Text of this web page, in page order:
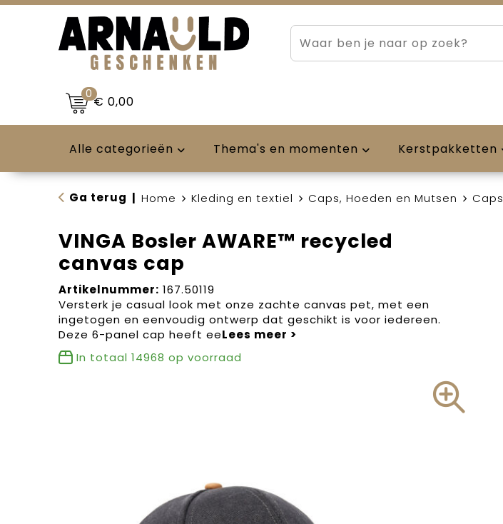
0€ 0,00
Alle categorieën Thema's en momenten Kerstpakketten
Ga terug Home Kleding en textiel Caps, Hoeden en Mutsen Caps
VINGA Bosler AWARE™ recycled
canvas cap
Artikelnummer: 167.50119
Versterk je casual look met onze zachte canvas pet, met een
ingetogen en eenvoudig ontwerp dat geschikt is voor iedereen.
Deze 6-panel cap heeft ee
In totaal 14968 op voorraad